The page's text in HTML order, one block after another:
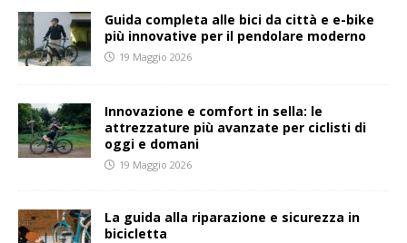
Guida completa alle bici da città e e-bike
più innovative per il pendolare moderno
19 Maggio 2026
Innovazione e comfort in sella: le
attrezzature più avanzate per ciclisti di
oggi e domani
19 Maggio 2026
La guida alla riparazione e sicurezza in
bicicletta